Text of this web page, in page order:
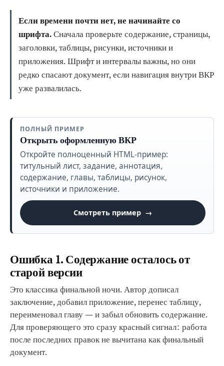
Если времени почти нет, не начинайте со
шрифта.Сначала проверьте содержание, страницы,
заголовки, таблицы, рисунки, источники и
приложения. Шрифт и интервалы важны, но они
редко спасают документ, если навигация внутри ВКР
уже развалилась.
ПОЛНЫЙ ПРИМЕР
Открыть оформленную ВКР
Откройте полноценный HTML-пример:
титульный лист, задание, аннотация,
содержание, главы, таблицы, рисунок,
источники и приложение.
Смотреть пример
Ошибка 1. Содержание осталось от
старой версии
Это классика финальной ночи. Автор дописал
заключение, добавил приложение, перенес таблицу,
переименовал главу — и забыл обновить содержание.
Для проверяющего это сразу красный сигнал: работа
после последних правок не вычитана как финальный
документ.